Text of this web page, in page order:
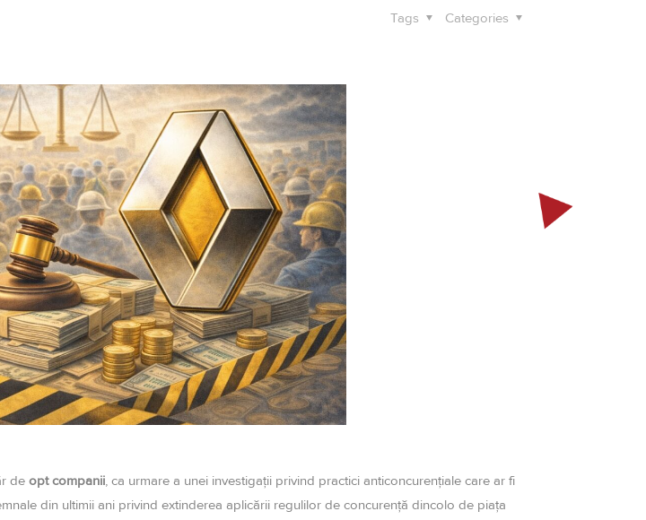
Categories
Tags
de opt companii, ca urmare a unei investigații privind practici anticoncurențiale care ar fi
din ultimii ani privind extinderea aplicării regulilor de concurență dincolo de piața